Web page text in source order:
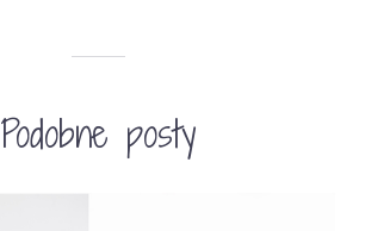
Podobne posty